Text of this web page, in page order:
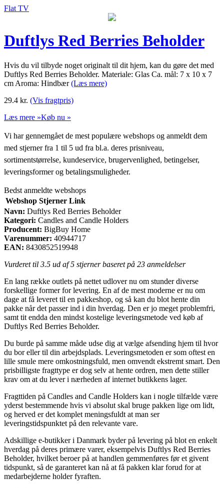
Flat TV
Duftlys Red Berries Beholder
Hvis du vil tilbyde noget originalt til dit hjem, kan du gøre det med
Duftlys Red Berries Beholder. Materiale: Glas Ca. mål: 7 x 10 x 7
cm Aroma: Hindbær(Læs mere)
29.4 kr. (Vis fragtpris)
Læs mere »Køb nu »
Vi har gennemgået de mest populære webshops og anmeldt dem
med stjerner fra 1 til 5 ud fra bl.a. deres prisniveau,
sortimentstørrelse, kundeservice, brugervenlighed, betingelser,
leveringsformer og betalingsmuligheder.
Bedst anmeldte webshops
Webshop Stjerner Link
Navn: Duftlys Red Berries Beholder
Kategori: Candles and Candle Holders
Producent: BigBuy Home
Varenummer: 40944717
EAN: 8430852519948
Vurderet til 3.5 ud af 5 stjerner baseret på 23 anmeldelser
En lang række outlets på nettet udlover nu om stunder diverse
forskellige former for levering. En af de mest moderne er nu om
dage at få leveret til en pakkeshop, og så kan du blot hente din
pakke når det passer ind i din hverdag. Den er jo meget problemfri,
samt tit endda den mindst kostelige leveringsmetode ved køb af
Duftlys Red Berries Beholder.
Du burde på samme måde udse dig at vælge afsending hjem til hvor
du bor eller til din arbejdsplads. Leveringsmetoden er som oftest en
lille smule mere omkostningsfuld, men omvendt ekstremt smart. Den
prisbilligste fragttype er dog selv at hente ordren, men dette stiller
krav om at du lever i nærheden af internet butikkens lager.
Fragttiden på Candles and Candle Holders kan i nogle tilfælde være
yderst bestemmende hvis vi absolut skal bruge pakken lige om lidt,
og herved er det komplet meningsfuldt at man ser
leveringstidspunktet på den relevante vare.
Adskillige e-butikker i Danmark byder på levering på blot en enkelt
hverdag på deres primære varer, eksempelvis Duftlys Red Berries
Beholder, hvilket beroer på at handlen gemmenføres før et givent
tidspunkt, så de garanteret kan nå at få pakken klar forud for at
medarbejderne holder fyraften.